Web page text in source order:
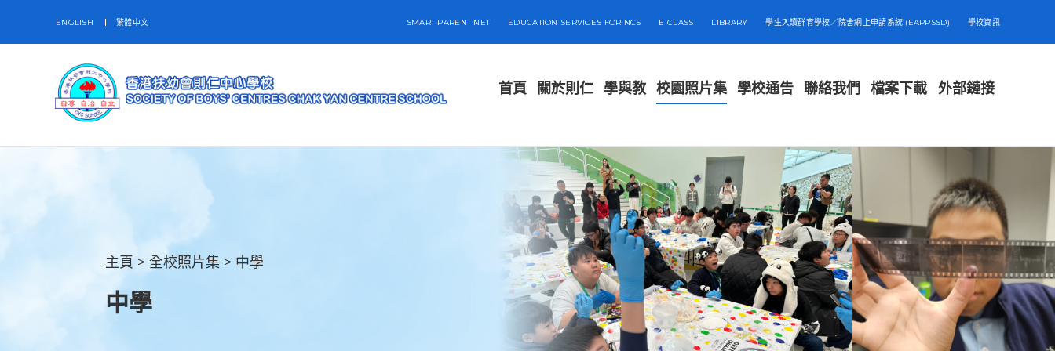
ENGLISH 繁體中文 SMART PARENT NET EDUCATION SERVICES FOR NCS E CLASS LIBRARY 學生入讀群育學校／院舍網上申請系統 (EAPPSSD) 學校資訊
首頁 關於則仁 學與教 校園照片集 學校通告 聯絡我們 檔案下載 外部鏈接
主頁 > 全校照片集 > 中學
中學